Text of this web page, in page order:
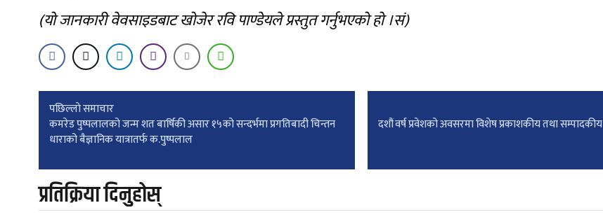
(यो जानकारी वेवसाइडबाट खोजेर रवि पाण्डेयले प्रस्तुत गर्नुभएको हो ।सं)
Post
navigation
पछिल्लाे समाचार
कमरेड पुष्पलालको जन्म शत बार्षिकी असार १५को सन्दर्भमा प्रगतिबादी चिन्तन
धाराको बैज्ञानिक यात्रातर्फ क.पुष्पलाल
दशौं वर्ष प्रवेशको अवसरमा विशेष प्रकाशकीय तथा सम्पादकीय
प्रतिक्रिया दिनुहोस्